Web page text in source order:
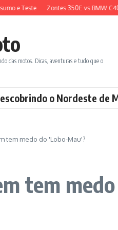
Teste Zontes 350E vs BMW C400X:
das motos. Dicas, aventuras e tudo que o
o Nordeste de
tem medo do 'Lobo-Mau'?
tem